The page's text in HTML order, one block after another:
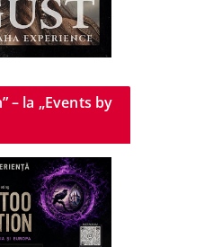
– la „Events by